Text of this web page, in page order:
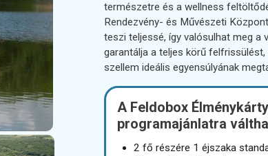
természetre és a wellness
Rendezvény- és Művészeti
teszi teljessé, így valósulhat meg a
garantálja a teljes körű
szellem ideális egyensúlyának
A Feldobox
programajánlatra
2 fő részére 1 éjszaka